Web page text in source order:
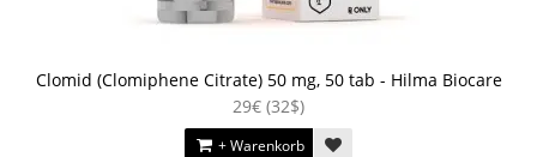
Clomid (Clomiphene Citrate) 50 mg, 50 tab - Hilma Biocare
29€ (32$)
+ Warenkorb